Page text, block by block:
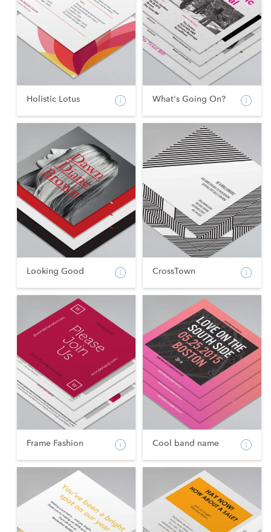
Holistic Lotus What's Going On?
Looking Good CrossTown
Frame Fashion Cool band name